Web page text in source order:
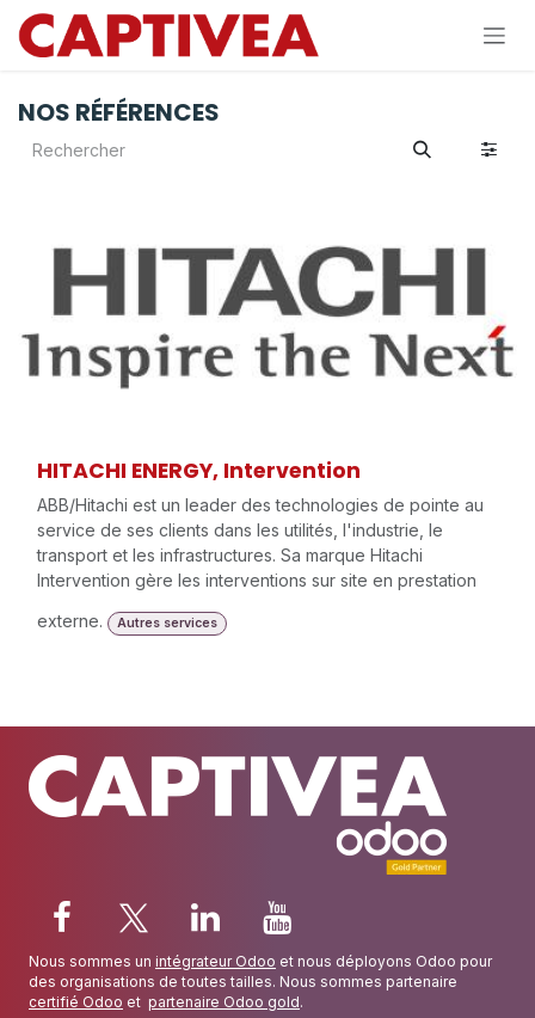
Se rendre au contenu
NOS RÉFÉRENCES
HITACHI ENERGY, Intervention
ABB/Hitachi est un leader des technologies de pointe au
service de ses clients dans les utilités, l'industrie, le
transport et les infrastructures. Sa marque Hitachi
Intervention gère les interventions sur site en prestation
externe.
Autres services
Nous sommes un intégrateur Odoo et nous déployons Odoo pour
des organisations de toutes tailles. Nous sommes partenaire
certifié Odoo et partenaire Odoo gold.